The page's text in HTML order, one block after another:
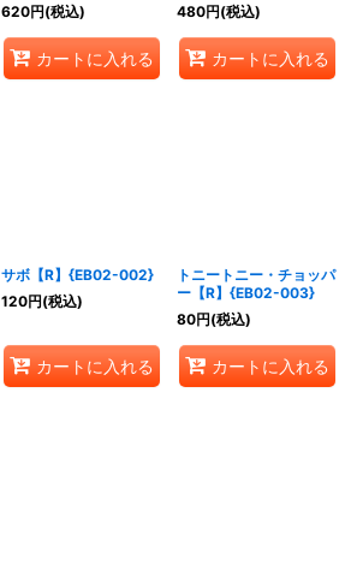
620円(税込)
カートに入れる
【P】{P-017}
480円(税込)
カートに入れる
サボ【R】{EB02-002}
120円(税込)
カートに入れる
トニートニー・チョッパ
ー【R】{EB02-003}
80円(税込)
カートに入れる